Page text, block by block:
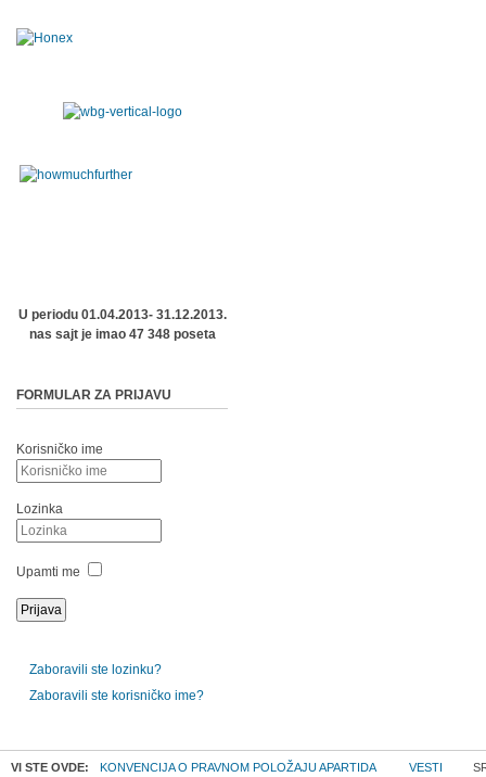
U periodu 01.04.2013- 31.12.2013.
nas sajt je imao 47 348 poseta
FORMULAR ZA PRIJAVU
Korisničko ime
Lozinka
Upamti me
Zaboravili ste lozinku?
Zaboravili ste korisničko ime?
VI STE OVDE: KONVENCIJA O PRAVNOM POLOŽAJU APARTIDA VESTI